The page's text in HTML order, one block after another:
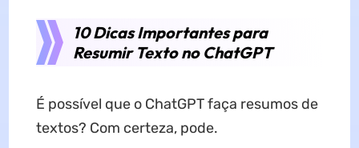
10 Dicas Importantes para
Resumir Texto no ChatGPT
É possível que o ChatGPT faça resumos de
textos? Com certeza, pode.